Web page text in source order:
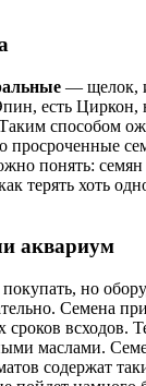
— щелок,
есть Циркон,
способом
просроченные
понять:
терять хоть
аквариум
но
Семена
сроков всходов.
маслами.
содержат